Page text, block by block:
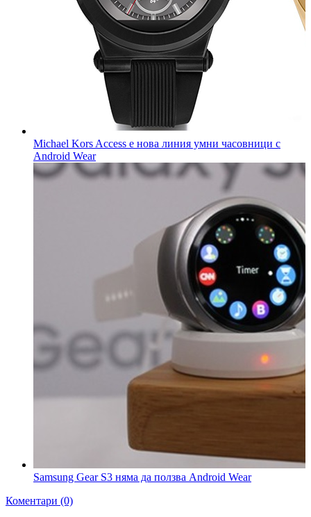
Michael Kors Access е нова линия умни часовници с
Android Wear
Samsung Gear S3 няма да ползва Android Wear
Коментари (0)